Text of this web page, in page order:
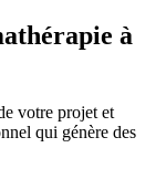
à
votre projet et
qui génère des